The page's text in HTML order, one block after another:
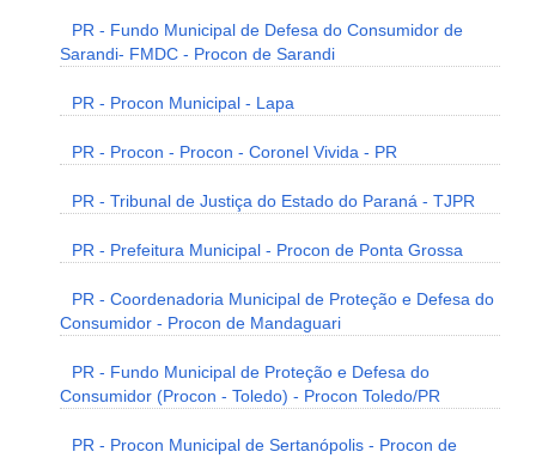
PR - Fundo Municipal de Defesa do Consumidor de
Sarandi- FMDC - Procon de Sarandi
PR - Procon Municipal - Lapa
PR - Procon - Procon - Coronel Vivida - PR
PR - Tribunal de Justiça do Estado do Paraná - TJPR
PR - Prefeitura Municipal - Procon de Ponta Grossa
PR - Coordenadoria Municipal de Proteção e Defesa do
Consumidor - Procon de Mandaguari
PR - Fundo Municipal de Proteção e Defesa do
Consumidor (Procon - Toledo) - Procon Toledo/PR
PR - Procon Municipal de Sertanópolis - Procon de